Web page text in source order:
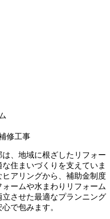
修工事
、地域に根ざしたリフォー
住まいづくりを支えていま
アリングから、補助金制度
ームや水まわりリフォーム
させた最適なプランニング
で包みます。